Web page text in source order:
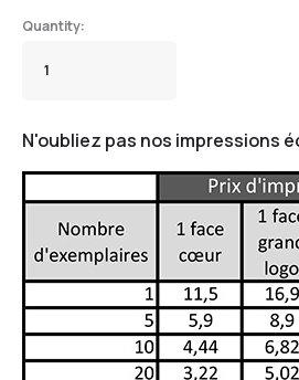
N'oubliez pas nos impressions